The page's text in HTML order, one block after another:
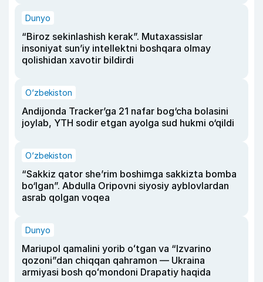
Dunyo
“Biroz sekinlashish kerak”. Mutaxassislar
insoniyat sun’iy intellektni boshqara olmay
qolishidan xavotir bildirdi
O‘zbekiston
Andijonda Tracker’ga 21 nafar bog‘cha bolasini
joylab, YTH sodir etgan ayolga sud hukmi o‘qildi
O‘zbekiston
“Sakkiz qator she’rim boshimga sakkizta bomba
bo‘lgan”. Abdulla Oripovni siyosiy ayblovlardan
asrab qolgan voqea
Dunyo
Mariupol qamalini yorib oʻtgan va “Izvarino
qozoni”dan chiqqan qahramon — Ukraina
armiyasi bosh qoʻmondoni Drapatiy haqida